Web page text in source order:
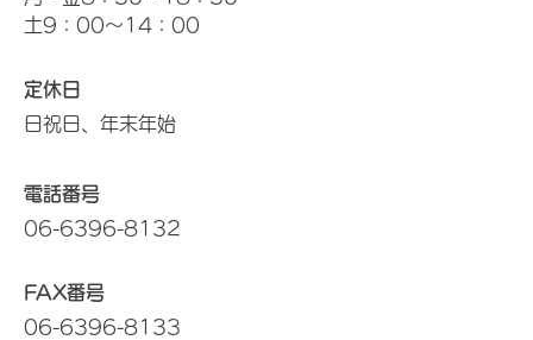
土9：00～14：00
定休日
日祝日、年末年始
電話番号
06-6396-8132
FAX番号
06-6396-8133